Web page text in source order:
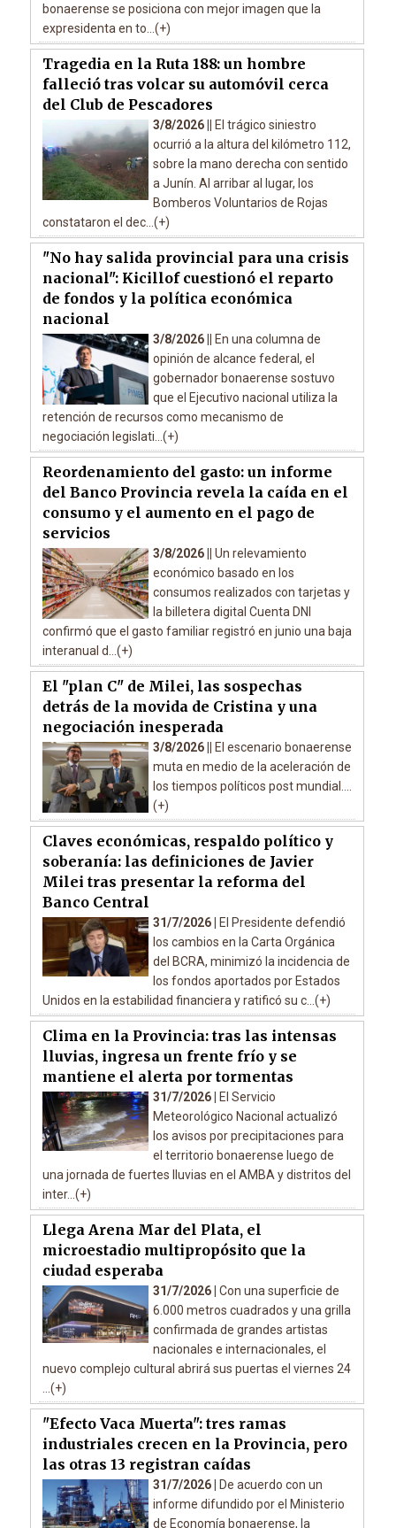
bonaerense se posiciona con mejor imagen que la
expresidenta en to...(+)
Tragedia en la Ruta 188: un hombre
falleció tras volcar su automóvil cerca
del Club de Pescadores
3/8/2026 ||
El trágico siniestro
ocurrió a la altura del kilómetro 112,
sobre la mano derecha con sentido
a Junín. Al arribar al lugar, los
Bomberos Voluntarios de Rojas
constataron el dec...(+)
"No hay salida provincial para una crisis
nacional": Kicillof cuestionó el reparto
de fondos y la política económica
nacional
3/8/2026 ||
En una columna de
opinión de alcance federal, el
gobernador bonaerense sostuvo
que el Ejecutivo nacional utiliza la
retención de recursos como mecanismo de
negociación legislati...(+)
Reordenamiento del gasto: un informe
del Banco Provincia revela la caída en el
consumo y el aumento en el pago de
servicios
3/8/2026 || Un relevamiento
económico basado en los
consumos realizados con tarjetas y
la billetera digital Cuenta DNI
confirmó que el gasto familiar registró en junio una baja
interanual d...(+)
El "plan C" de Milei, las sospechas
detrás de la movida de Cristina y una
negociación inesperada
3/8/2026 ||
El escenario bonaerense
muta en medio de la aceleración de
los tiempos políticos post mundial....
(+)
Claves económicas, respaldo político y
soberanía: las definiciones de Javier
Milei tras presentar la reforma del
Banco Central
31/7/2026 |
El Presidente defendió
los cambios en la Carta Orgánica
del BCRA, minimizó la incidencia de
los fondos aportados por Estados
Unidos en la estabilidad financiera y ratificó su c...(+)
Clima en la Provincia: tras las intensas
lluvias, ingresa un frente frío y se
mantiene el alerta por tormentas
31/7/2026 |
El Servicio
Meteorológico Nacional actualizó
los avisos por precipitaciones para
el territorio bonaerense luego de
una jornada de fuertes lluvias en el AMBA y distritos del
inter...(+)
Llega Arena Mar del Plata, el
microestadio multipropósito que la
ciudad esperaba
31/7/2026 | Con una superficie de
6.000 metros cuadrados y una grilla
confirmada de grandes artistas
nacionales e internacionales, el
nuevo complejo cultural abrirá sus puertas el viernes 24
...(+)
"Efecto Vaca Muerta": tres ramas
industriales crecen en la Provincia, pero
las otras 13 registran caídas
31/7/2026 |
De acuerdo con un
informe difundido por el Ministerio
de Economía bonaerense, la